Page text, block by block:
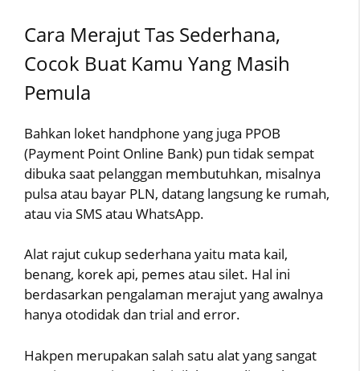
Cara Merajut Tas Sederhana,
Cocok Buat Kamu Yang Masih
Pemula
Bahkan loket handphone yang juga PPOB
(Payment Point Online Bank) pun tidak sempat
dibuka saat pelanggan membutuhkan, misalnya
pulsa atau bayar PLN, datang langsung ke rumah,
atau via SMS atau WhatsApp.
Alat rajut cukup sederhana yaitu mata kail,
benang, korek api, pemes atau silet. Hal ini
berdasarkan pengalaman merajut yang awalnya
hanya otodidak dan trial and error.
Hakpen merupakan salah satu alat yang sangat